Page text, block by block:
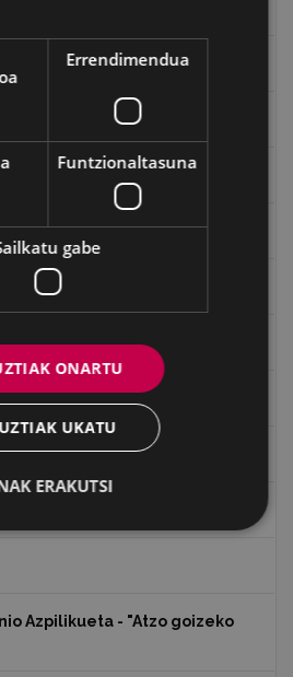
Zentroa
2020)
Eibarko dendetan
Foru Aldundia
HARRIA
Azpilikueta - "Atzo goizeko
Errendimendua
Funtzionaltasuna
gabe
ONARTU
UKATU
ERAKUTSI